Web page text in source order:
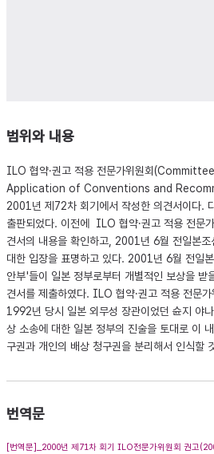
범위와 내용
ILO 협약·권고 적용 전문가위원회
Application of Conventions and
2001년 제72차 회기에서 작성한 의견서이다.
출판되었다. 이전에 ILO 협약·권고 적용 전문
견서의 내용을 확인하고, 2001년 6월 전일본조
대한 입장을 표명하고 있다. 2001년 6월 전일
안부'들이 일본 정부로부터 개별적인 보상을 받
견서를 제출하였다. ILO 협약·권고 적용 전문
1992년 당시 일본 외무성 장관이었던 슌지 야
상 소송에 대한 일본 정부의 진술을 토대로 이
구권과 개인의 배상 청구권을 분리해서 인식할
번역문
[번역문]_2000년 제71차 회기 ILO전문가위원회 권고